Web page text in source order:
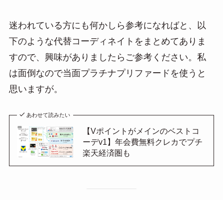
迷われている方にも何かしら参考になればと、以
下のような代替コーディネイトをまとめてありま
すので、興味がありましたらご参考ください。私
は面倒なので当面プラチナプリファードを使うと
思いますが。
あわせて読みたい
【Vポイントがメインのベストコ
ーデv1】年会費無料クレカでプチ
楽天経済圏も